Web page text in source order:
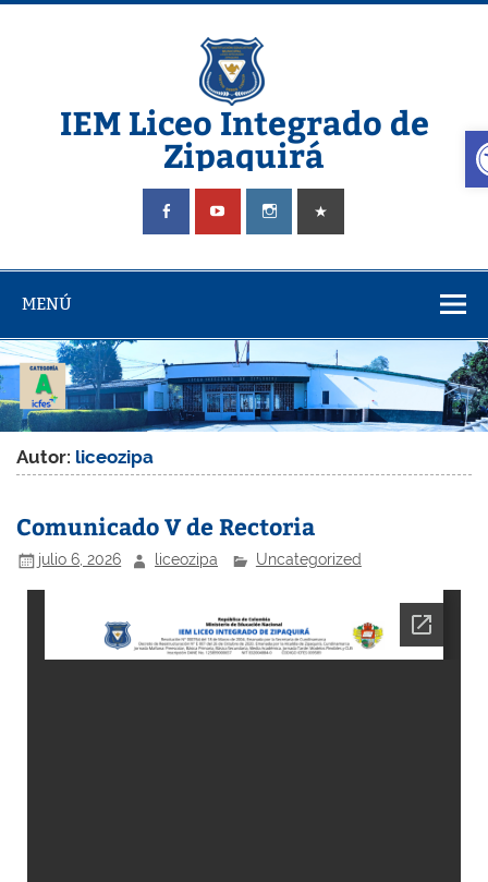
IEM Liceo Integrado de
Zipaquirá
Pagina del Liceo Integrado Zipaquira
MENÚ
Autor: liceozipa
Comunicado V de Rectoria
julio 6, 2026 liceozipa Uncategorized